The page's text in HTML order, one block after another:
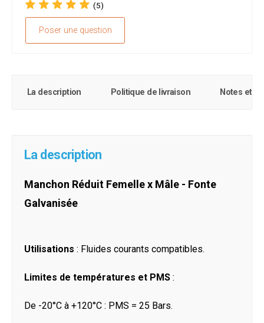
(5)
Poser une question
La description Politique de livraison Notes et
La description
Manchon Réduit Femelle x Mâle - Fonte
Galvanisée
Utilisations : Fluides courants compatibles.
Limites de températures et PMS :
De -20°C à +120°C : PMS = 25 Bars.